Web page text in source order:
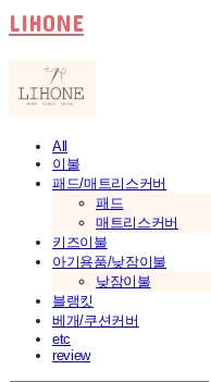
LIHONE
All
이불
패드/매트리스커버
패드
매트리스커버
키즈이불
아기용품/낮잠이불
낮잠이불
블랭킷
베개/쿠션커버
etc
review